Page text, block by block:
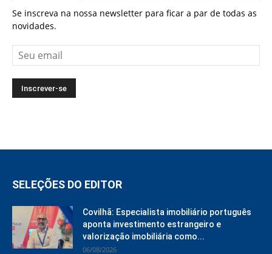
Se inscreva na nossa newsletter para ficar a par de todas as
novidades.
SELEÇÕES DO EDITOR
Covilhã: Especialista imobiliário português
aponta investimento estrangeiro e
valorização imobiliária como...
06/08/2026